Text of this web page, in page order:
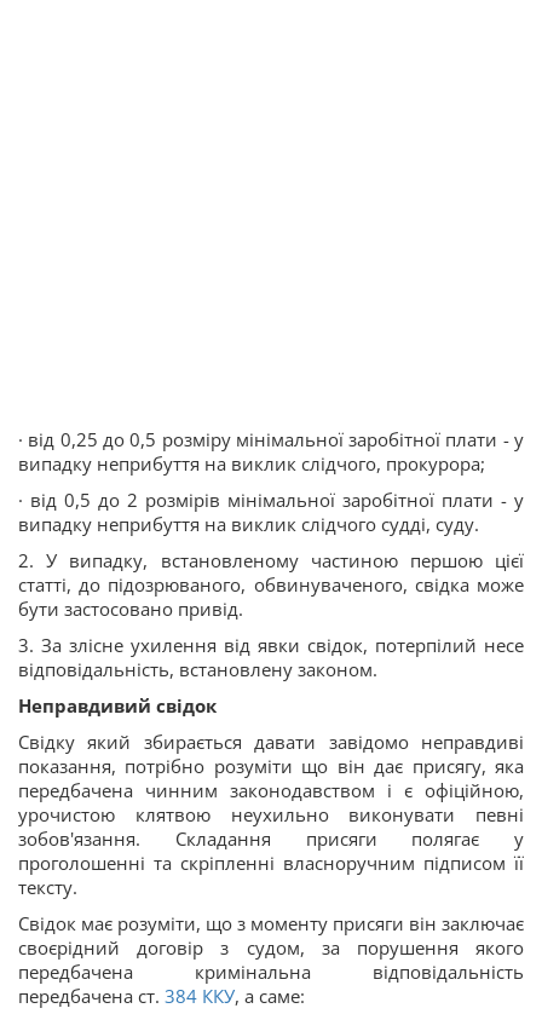
· від 0,25 до 0,5 розміру мінімальної заробітної плати - у
випадку неприбуття на виклик слідчого, прокурора;
· від 0,5 до 2 розмірів мінімальної заробітної плати - у
випадку неприбуття на виклик слідчого судді, суду.
2. У випадку, встановленому частиною першою цієї
статті, до підозрюваного, обвинуваченого, свідка може
бути застосовано привід.
3. За злісне ухилення від явки свідок, потерпілий несе
відповідальність, встановлену законом.
Неправдивий свідок
Свідку який збирається давати завідомо неправдиві
показання, потрібно розуміти що він дає присягу, яка
передбачена чинним законодавством і є офіційною,
урочистою клятвою неухильно виконувати певні
зобов'язання. Складання присяги полягає у
проголошенні та скріпленні власноручним підписом її
тексту.
Свідок має розуміти, що з моменту присяги він заключає
своєрідний договір з судом, за порушення якого
передбачена кримінальна відповідальність
передбачена ст. 384 ККУ, а саме: